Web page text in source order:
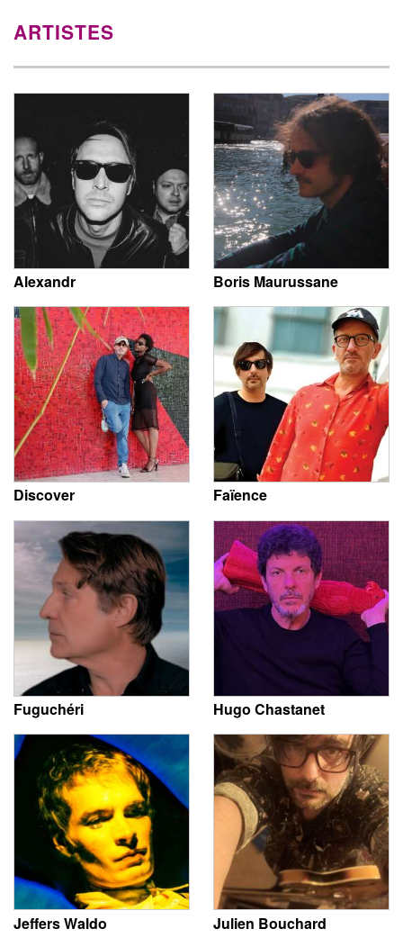
ARTISTES
Alexandr Boris Maurussane
Discover Faïence
Fuguchéri Hugo Chastanet
Jeffers Waldo Julien Bouchard